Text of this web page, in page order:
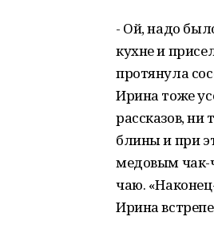
- Ой, надо
кухне и
протянула
Ирина тоже
рассказов,
блины и при
медовым чак-
чаю.
Ирина